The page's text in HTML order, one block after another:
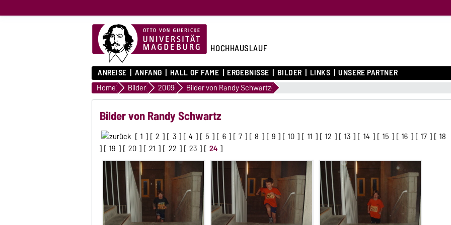
HOCHHAUSLAUF
ANREISE ANFANG HALL OF FAME ERGEBNISSE BILDER LINKS UNSERE PARTNER
Home Bilder 2009 Bilder von Randy Schwartz
Bilder von Randy Schwartz
[ 1 ] [ 2 ] [ 3 ] [ 4 ] [ 5 ] [ 6 ] [ 7 ] [ 8 ] [ 9 ] [ 10 ] [ 11 ] [ 12 ] [ 13 ] [ 14 ] [ 15 ] [ 16 ] [ 17 ] [ 18
] [ 19 ] [ 20 ] [ 21 ] [ 22 ] [ 23 ] [ 24 ]